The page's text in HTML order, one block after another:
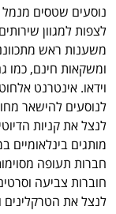
נוסעים שטסים מנמל
לצפות למגוון
משענות ראש
ומשקאות חינם, כמו
וידאו. אינטרנט
לנוסעים להישאר
לנצל את קניות
מותגים בינלאומיים
חברות תעופה
חוברות צביעה
לנצל את